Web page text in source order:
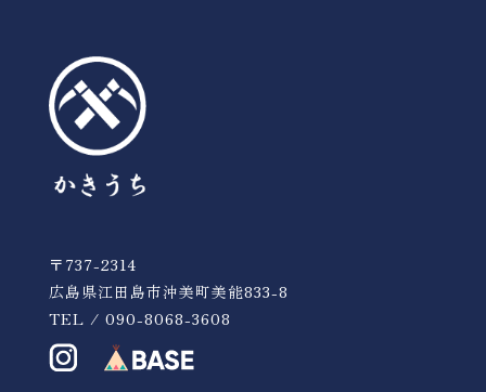
〒737-2314
広島県江田島市沖美町美能833-8
TEL / 090-8068-3608